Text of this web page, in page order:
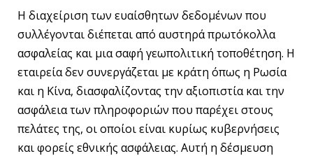
Η διαχείριση των ευαίσθητων δεδομένων που
συλλέγονται διέπεται από αυστηρά πρωτόκολλα
ασφαλείας και μια σαφή γεωπολιτική τοποθέτηση. Η
εταιρεία δεν συνεργάζεται με κράτη όπως η Ρωσία
και η Κίνα, διασφαλίζοντας την αξιοπιστία και την
ασφάλεια των πληροφοριών που παρέχει στους
πελάτες της, οι οποίοι είναι κυρίως κυβερνήσεις
και φορείς εθνικής ασφάλειας. Αυτή η δέσμευση